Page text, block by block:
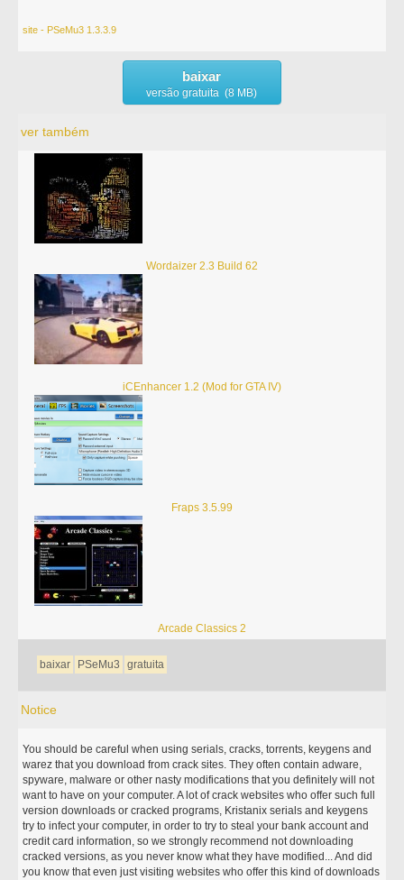
site - PSeMu3 1.3.3.9
baixar
versão gratuita (8 MB)
ver também
Wordaizer 2.3 Build 62
iCEnhancer 1.2 (Mod for GTA IV)
Fraps 3.5.99
Arcade Classics 2
baixar PSeMu3 gratuita
Notice
You should be careful when using serials, cracks, torrents, keygens and
warez that you download from crack sites. They often contain adware,
spyware, malware or other nasty modifications that you definitely will not
want to have on your computer. A lot of crack websites who offer such full
version downloads or cracked programs, Kristanix serials and keygens
try to infect your computer, in order to try to steal your bank account and
credit card information, so we strongly recommend not downloading
cracked versions, as you never know what they have modified... And did
you know that even just visiting websites who offer this kind of downloads